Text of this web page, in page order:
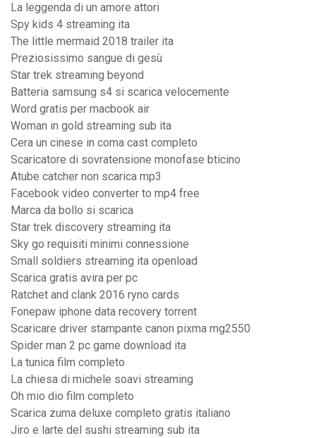
La leggenda di un amore attori
Spy kids 4 streaming ita
The little mermaid 2018 trailer ita
Preziosissimo sangue di gesù
Star trek streaming beyond
Batteria samsung s4 si scarica velocemente
Word gratis per macbook air
Woman in gold streaming sub ita
Cera un cinese in coma cast completo
Scaricatore di sovratensione monofase bticino
Atube catcher non scarica mp3
Facebook video converter to mp4 free
Marca da bollo si scarica
Star trek discovery streaming ita
Sky go requisiti minimi connessione
Small soldiers streaming ita openload
Scarica gratis avira per pc
Ratchet and clank 2016 ryno cards
Fonepaw iphone data recovery torrent
Scaricare driver stampante canon pixma mg2550
Spider man 2 pc game download ita
La tunica film completo
La chiesa di michele soavi streaming
Oh mio dio film completo
Scarica zuma deluxe completo gratis italiano
Jiro e larte del sushi streaming sub ita